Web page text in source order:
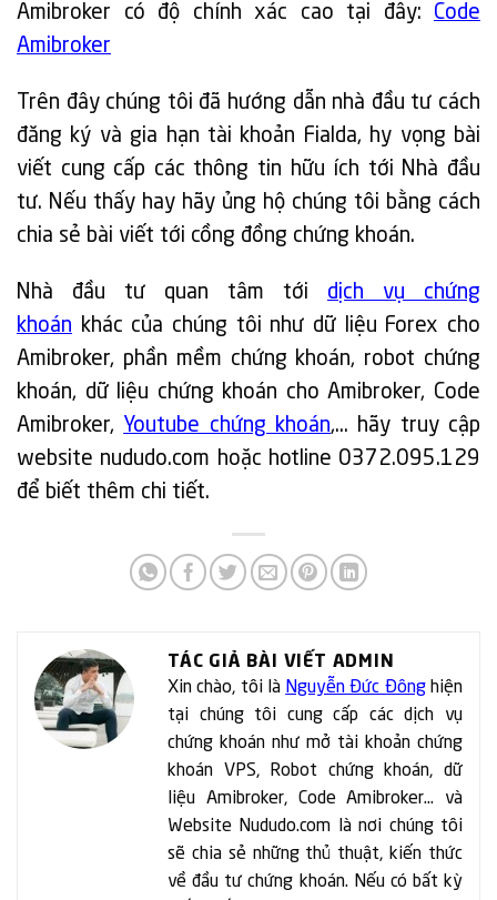
Amibroker có độ chính xác cao tại đây: Code
Amibroker
Trên đây chúng tôi đã hướng dẫn nhà đầu tư cách
đăng ký và gia hạn tài khoản Fialda, hy vọng bài
viết cung cấp các thông tin hữu ích tới Nhà đầu
tư. Nếu thấy hay hãy ủng hộ chúng tôi bằng cách
chia sẻ bài viết tới cồng đồng chứng khoán.
Nhà đầu tư quan tâm tới dịch vụ chứng
khoán khác của chúng tôi như dữ liệu Forex cho
Amibroker, phần mềm chứng khoán, robot chứng
khoán, dữ liệu chứng khoán cho Amibroker, Code
Amibroker, Youtube chứng khoán,… hãy truy cập
website nududo.com hoặc hotline 0372.095.129
để biết thêm chi tiết.
TÁC GIẢ BÀI VIẾT ADMIN
Xin chào, tôi là Nguyễn Đức Đônghiện
tại chúng tôi cung cấp các dịch vụ
chứng khoán như mở tài khoản chứng
khoán VPS, Robot chứng khoán, dữ
liệu Amibroker, Code Amibroker... và
Website Nududo.com là nơi chúng tôi
sẽ chia sẻ những thủ thuật, kiến thức
về đầu tư chứng khoán. Nếu có bất kỳ